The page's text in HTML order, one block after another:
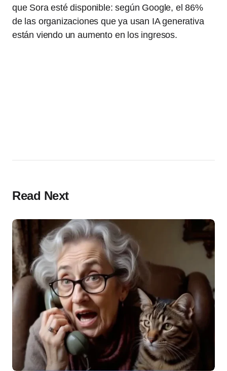
que Sora esté disponible: según Google, el 86%
de las organizaciones que ya usan IA generativa
están viendo un aumento en los ingresos.
Read Next